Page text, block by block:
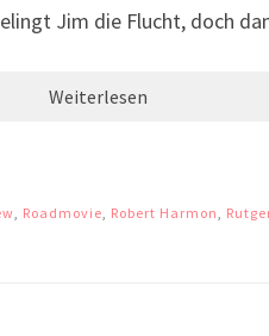
Jim die Flucht, doch
Weiterlesen
, Roadmovie, Robert Harmon,